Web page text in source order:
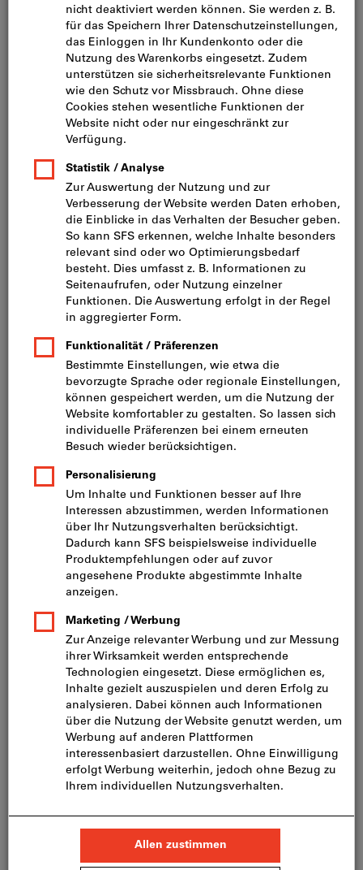
Bild zum Vergrößern anklicken
Preis pro 1 Stück
Netto: CHF 864.00
Lieferung in 3 - 4 Arbeitstagen
Bitte beachten Sie die Lieferzeit und eingeschränkte
Beratung:
Diesen Artikel bestellen wir für Sie direkt beim
Hersteller, da er nicht Bestandteil unseres
Hauptsortiments ist und somit nicht bei uns auf
Lager liegt.Infos
Produktdetails